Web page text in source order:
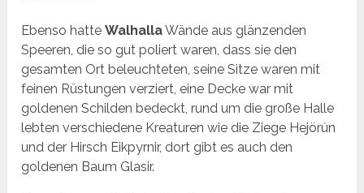
Ebenso hatteWalhallaWände aus glänzenden
Speeren, die so gut poliert waren, dass sie den
gesamten Ort beleuchteten, seine Sitze waren mit
feinen Rüstungen verziert, eine Decke war mit
goldenen Schilden bedeckt, rund um die große Halle
lebten verschiedene Kreaturen wie die Ziege Hejörún
und der Hirsch Eikpyrnir, dort gibt es auch den
goldenen Baum Glasir.